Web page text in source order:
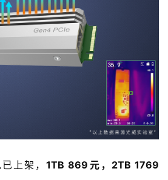
已上架，1TB 869元，2TB 1769